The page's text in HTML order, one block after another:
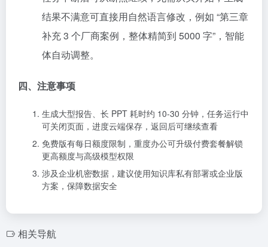
结果不满意可直接用自然语言修改，例如 “第三章
补充 3 个厂商案例，整体精简到 5000 字”，智能
体自动调整。
四、注意事项
生成大型报告、长 PPT 耗时约 10-30 分钟，任务运行中
可关闭页面，进度云端保存，返回后可继续查看
免费版有每日额度限制，重度办公可升级付费套餐解锁
更高额度与高级模型权限
涉及企业机密数据，建议使用知识库私有部署或企业版
方案，保障数据安全
相关导航